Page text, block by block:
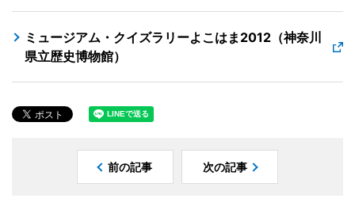
ミュージアム・クイズラリーよこはま2012（神奈川
県立歴史博物館）
前の記事 次の記事